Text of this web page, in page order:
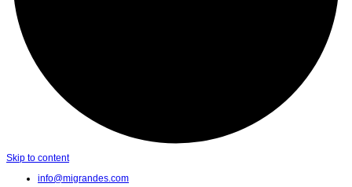
Skip to content
info@migrandes.com